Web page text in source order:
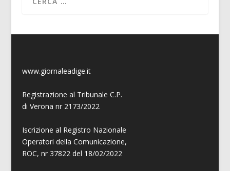
www.giornaleadige.it
Registrazione al Tribunale C.P.
di Verona nr 2173/2022
Iscrizione al Registro Nazionale
Operatori della Comunicazione,
ROC, nr 37822 del 18/02/2022